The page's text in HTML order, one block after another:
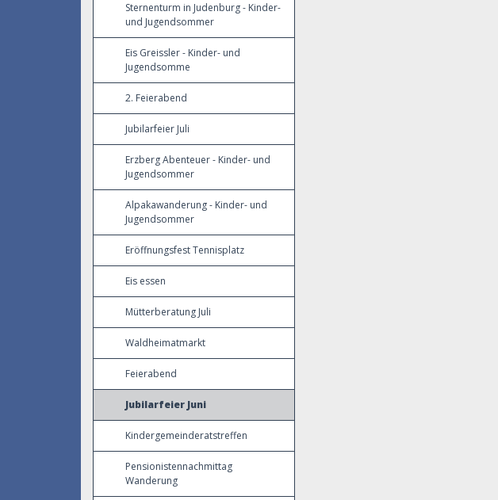
Sternenturm in Judenburg - Kinder-
und Jugendsommer
Eis Greissler - Kinder- und
Jugendsomme
2. Feierabend
Jubilarfeier Juli
Erzberg Abenteuer - Kinder- und
Jugendsommer
Alpakawanderung - Kinder- und
Jugendsommer
Eröffnungsfest Tennisplatz
Eis essen
Mütterberatung Juli
Waldheimatmarkt
Feierabend
Jubilarfeier Juni
Kindergemeinderatstreffen
Pensionistennachmittag
Wanderung